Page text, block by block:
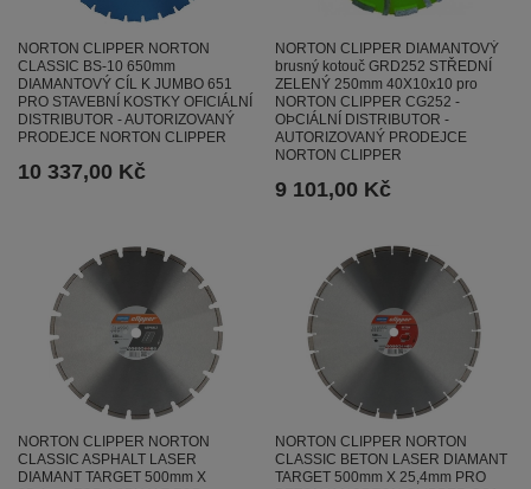
NORTON CLIPPER NORTON
CLASSIC BS-10 650mm
DIAMANTOVÝ CÍL K JUMBO 651
PRO STAVEBNÍ KOSTKY OFICIÁLNÍ
DISTRIBUTOR - AUTORIZOVANÝ
PRODEJCE NORTON CLIPPER
10 337,00 Kč
NORTON CLIPPER DIAMANTOVÝ
brusný kotouč GRD252 STŘEDNÍ
ZELENÝ 250mm 40X10x10 pro
NORTON CLIPPER CG252 -
OÞCIÁLNÍ DISTRIBUTOR -
AUTORIZOVANÝ PRODEJCE
NORTON CLIPPER
9 101,00 Kč
NORTON CLIPPER NORTON
CLASSIC ASPHALT LASER
DIAMANT TARGET 500mm X
NORTON CLIPPER NORTON
CLASSIC BETON LASER DIAMANT
TARGET 500mm X 25,4mm PRO